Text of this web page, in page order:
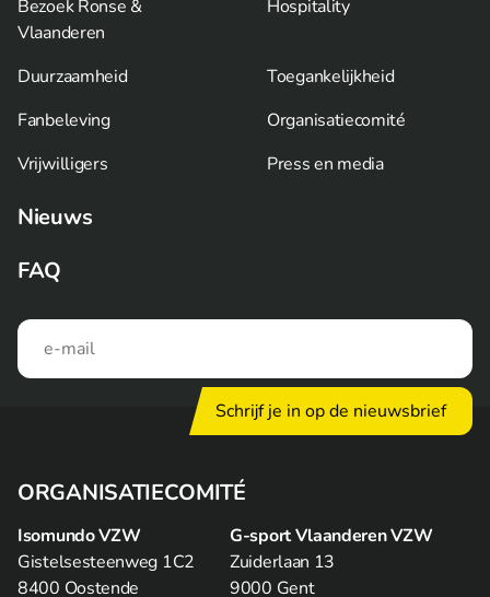
Bezoek Ronse &
Vlaanderen
Hospitality
Duurzaamheid
Toegankelijkheid
Fanbeleving
Organisatiecomité
Vrijwilligers
Press en media
Nieuws
FAQ
ORGANISATIECOMITÉ
Isomundo VZW
Gistelsesteenweg 1C2
8400 Oostende
G-sport Vlaanderen VZW
Zuiderlaan 13
9000 Gent
Schrijf je in op de nieuwsbrief